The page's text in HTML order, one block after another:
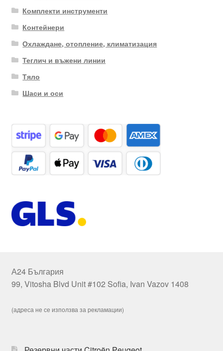
Комплекти инструменти
Контейнери
Охлаждане, отопление, климатизация
Теглич и въжени линии
Тяло
Шаси и оси
А24 България
99, Vitosha Blvd Unit #102 Sofia, Ivan Vazov 1408
(адреса не се използва за рекламации)